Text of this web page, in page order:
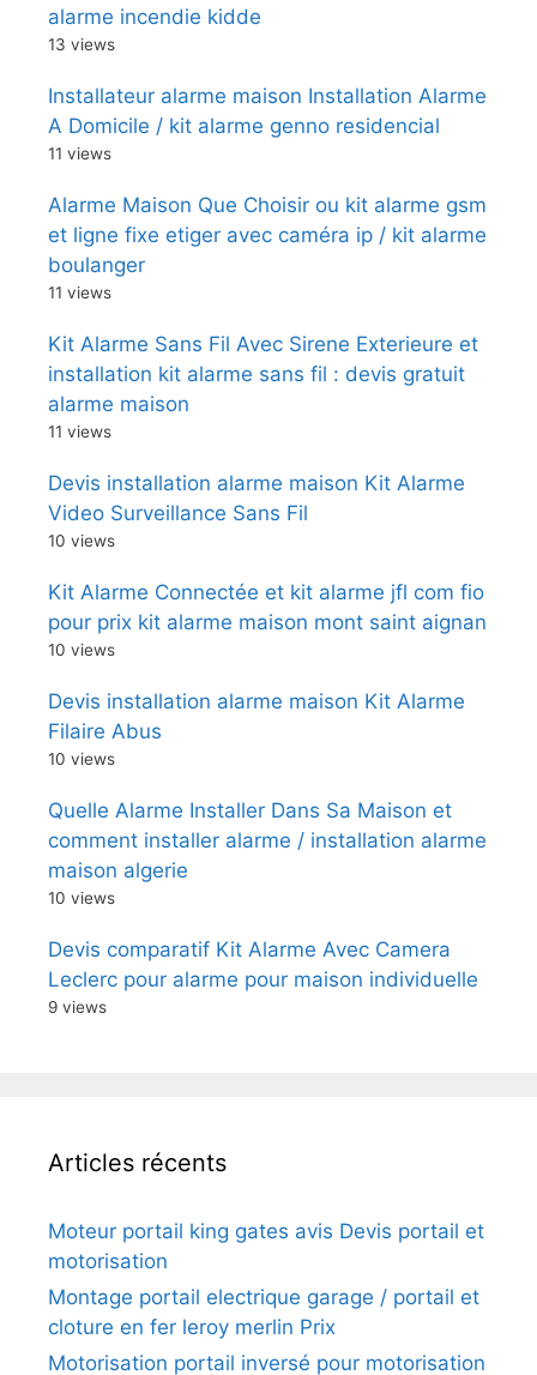
alarme incendie kidde
13 views
Installateur alarme maison Installation Alarme
A Domicile / kit alarme genno residencial
11 views
Alarme Maison Que Choisir ou kit alarme gsm
et ligne fixe etiger avec caméra ip / kit alarme
boulanger
11 views
Kit Alarme Sans Fil Avec Sirene Exterieure et
installation kit alarme sans fil : devis gratuit
alarme maison
11 views
Devis installation alarme maison Kit Alarme
Video Surveillance Sans Fil
10 views
Kit Alarme Connectée et kit alarme jfl com fio
pour prix kit alarme maison mont saint aignan
10 views
Devis installation alarme maison Kit Alarme
Filaire Abus
10 views
Quelle Alarme Installer Dans Sa Maison et
comment installer alarme / installation alarme
maison algerie
10 views
Devis comparatif Kit Alarme Avec Camera
Leclerc pour alarme pour maison individuelle
9 views
Articles récents
Moteur portail king gates avis Devis portail et
motorisation
Montage portail electrique garage / portail et
cloture en fer leroy merlin Prix
Motorisation portail inversé pour motorisation